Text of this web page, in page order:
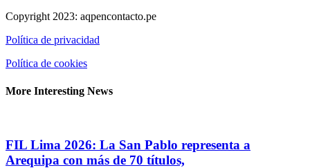
Copyright 2023: aqpencontacto.pe
Política de privacidad
Política de cookies
More Interesting News
FIL Lima 2026: La San Pablo representa a
Arequipa con más de 70 títulos,